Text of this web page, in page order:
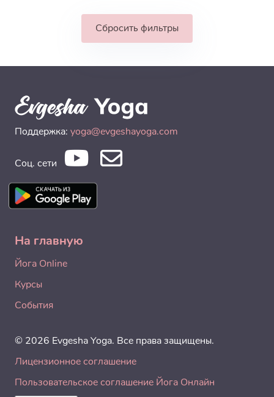
Сбросить фильтры
Поддержка: yoga@evgeshayoga.com
Соц. сети
На главную
Йога Online
Курсы
События
© 2026 Evgesha Yoga. Все права защищены.
Лицензионное соглашение
Пользовательское соглашение Йога Онлайн